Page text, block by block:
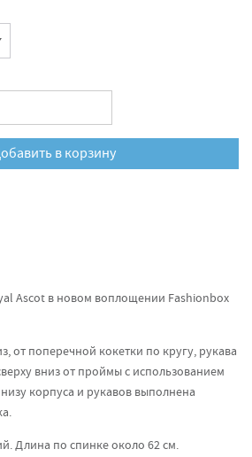
в корзину
Ascot в новом воплощении Fashionbox
от поперечной кокетки по кругу, рукава
вниз от проймы с использованием
корпуса и рукавов выполнена
Длина по спинке около 62 см.